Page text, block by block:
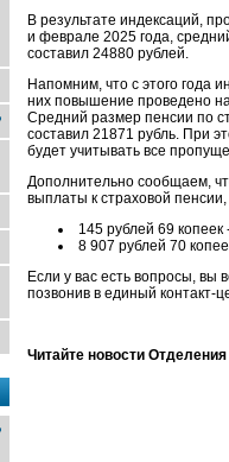
В результате индексаций,
и феврале 2025 года,
составил 24880 рублей.
Напомним, что с этого года
них повышение проведено
Средний размер пенсии по
составил 21871 рубль. При
будет учитывать все
Дополнительно сообщаем,
выплаты к страховой
145 рублей 69
8 907 рублей 70
Если у вас есть вопросы, вы
позвонив в единый контакт-
Читайте новости